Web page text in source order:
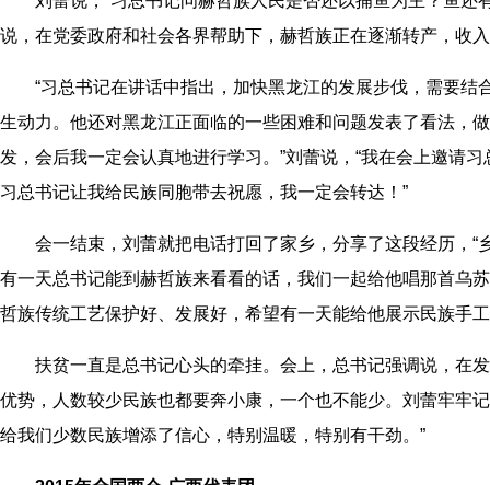
说，在党委政府和社会各界帮助下，赫哲族正在逐渐转产，收
“习总书记在讲话中指出，加快黑龙江的发展步伐，需要结
生动力。他还对黑龙江正面临的一些困难和问题发表了看法，
发，会后我一定会认真地进行学习。”刘蕾说，“我在会上邀请
习总书记让我给民族同胞带去祝愿，我一定会转达！”
会一结束，刘蕾就把电话打回了家乡，分享了这段经历，“
有一天总书记能到赫哲族来看看的话，我们一起给他唱那首乌
哲族传统工艺保护好、发展好，希望有一天能给他展示民族手工
扶贫一直是总书记心头的牵挂。会上，总书记强调说，在
优势，人数较少民族也都要奔小康，一个也不能少。刘蕾牢牢
给我们少数民族增添了信心，特别温暖，特别有干劲。”